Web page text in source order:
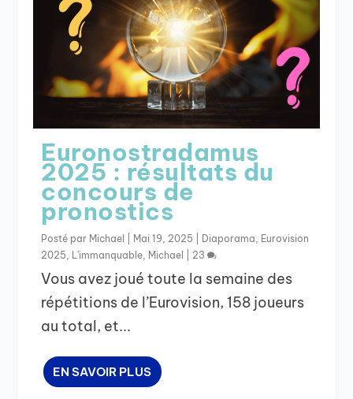
Euronostradamus
2025 : résultats du
concours de
pronostics
Posté par Michael Mai 19, 2025 Diaporama
Eurovision
2025
L'immanquable Michael 23
Vous avez joué toute la semaine des
répétitions de l’Eurovision, 158 joueurs
au total, et...
EN SAVOIR PLUS